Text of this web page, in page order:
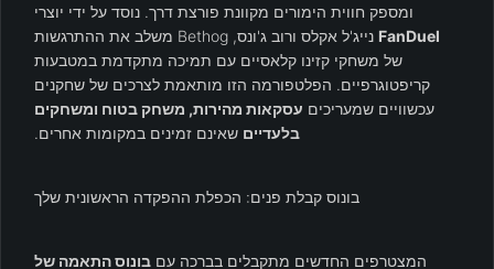
ומספק חווית הימורים מקוונת פורצת דרך. נוסד על ידי יוצרי
FanDuel
נייג'ל אקלס ורוב ג'ונס, Bethog משלב את ההתרגשות
של משחקי קזינו קלאסיים עם תמיכה מתקדמת במטבעות
קריפטוגרפיים. הפלטפורמה הזו מותאמת לצרכים של שחקנים
עכשוויים שמעריכים עסקאות מהירות, משחק בטוח ומשחקים
בלעדיים שאינם זמינים במקומות אחרים.
בונוס קבלת פנים: הכפלת ההפקדה הראשונית שלך
המצטרפים החדשים מתקבלים בברכה עם בונוס התאמה של